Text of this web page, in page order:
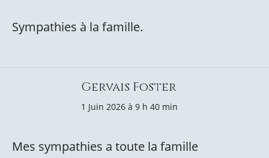
Sympathies à la famille.
Gervais Foster
1 Juin 2026 à 9 h 40 min
Mes sympathies a toute la famille